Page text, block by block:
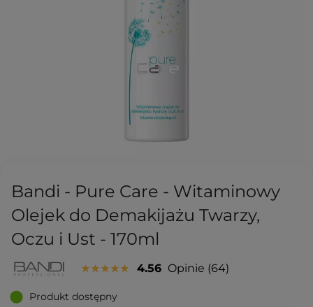
Bandi - Pure Care - Witaminowy
Olejek do Demakijażu Twarzy,
Oczu i Ust - 170ml
4.56 Opinie 64
Produkt dostępny